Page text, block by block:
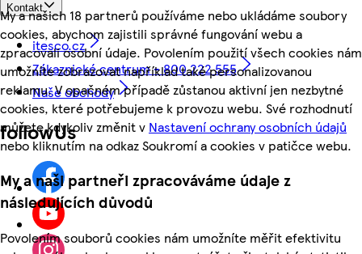
My a našich 18 partnerů používáme nebo ukládáme soubory
cookies, abychom zajistili správné fungování webu a
zpracovali osobní údaje. Povolením použití všech cookies nám
umožníte zobrazovat například také personalizovanou
reklamu. V opačném případě zůstanou aktivní jen nezbytné
cookies, které potřebujeme k provozu webu. Své rozhodnutí
můžete kdykoliv změnit v Nastavení ochrany osobních údajů
nebo kliknutím na odkaz Soukromí a cookies v patičce webu.
My a naši partneři zpracováváme údaje z
následujících důvodů
Povolením souborů cookies nám umožníte měřit efektivitu
Kontakt
itesco.cz
Zákaznické centrum - 800 222 555
Naše obchody
followUs